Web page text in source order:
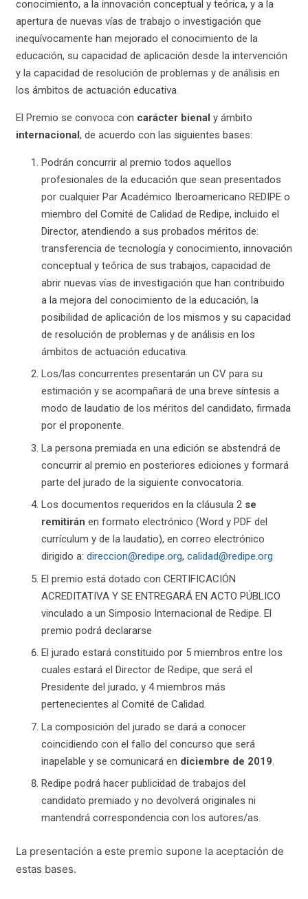
conocimiento, a la innovación conceptual y teórica, y a la
apertura de nuevas vías de trabajo o investigación que
inequívocamente han mejorado el conocimiento de la
educación, su capacidad de aplicación desde la intervención
y la capacidad de resolución de problemas y de análisis en
los ámbitos de actuación educativa.
El Premio se convoca con carácter bienal y ámbito
internacional, de acuerdo con las siguientes bases:
Podrán concurrir al premio todos aquellos
profesionales de la educación que sean presentados
por cualquier Par Académico Iberoamericano REDIPE o
miembro del Comité de Calidad de Redipe, incluido el
Director, atendiendo a sus probados méritos de:
transferencia de tecnología y conocimiento, innovación
conceptual y teórica de sus trabajos, capacidad de
abrir nuevas vías de investigación que han contribuido
a la mejora del conocimiento de la educación, la
posibilidad de aplicación de los mismos y su capacidad
de resolución de problemas y de análisis en los
ámbitos de actuación educativa.
Los/las concurrentes presentarán un CV para su
estimación y se acompañará de una breve síntesis a
modo de laudatio de los méritos del candidato, firmada
por el proponente.
La persona premiada en una edición se abstendrá de
concurrir al premio en posteriores ediciones y formará
parte del jurado de la siguiente convocatoria.
Los documentos requeridos en la cláusula 2 se
remitirán en formato electrónico (Word y PDF del
currículum y de la laudatio), en correo electrónico
dirigido a: direccion@redipe.org, calidad@redipe.org
El premio está dotado con CERTIFICACIÓN
ACREDITATIVA Y SE ENTREGARÁ EN ACTO PÚBLICO
vinculado a un Simposio Internacional de Redipe. El
premio podrá declararse
El jurado estará constituido por 5 miembros entre los
cuales estará el Director de Redipe, que será el
Presidente del jurado, y 4 miembros más
pertenecientes al Comité de Calidad.
La composición del jurado se dará a conocer
coincidiendo con el fallo del concurso que será
inapelable y se comunicará en diciembre de 2019.
Redipe podrá hacer publicidad de trabajos del
candidato premiado y no devolverá originales ni
mantendrá correspondencia con los autores/as.
La presentación a este premio supone la aceptación de
estas bases.